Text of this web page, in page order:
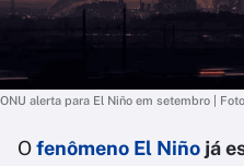
ONU alerta para El Niño em setembro |
Ofenômeno El Niño já